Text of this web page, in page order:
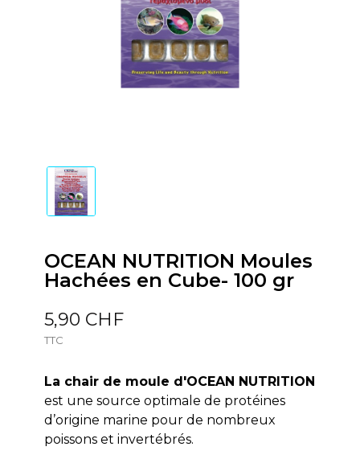
OCEAN NUTRITION Moules
Hachées en Cube- 100 gr
5,90 CHF
TTC
La chair de moule d'OCEAN NUTRITION
est une source optimale de protéines
d’origine marine pour de nombreux
poissons et invertébrés.